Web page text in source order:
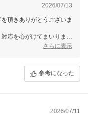
2026/07/13
頂きありがとうございま
応を心がけてまいりま
さらに表示
参考になった
2026/07/11